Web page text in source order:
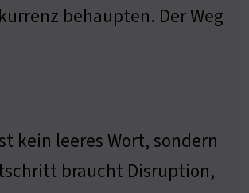
behaupten. Der Weg
kein leeres Wort, sondern
braucht Disruption,